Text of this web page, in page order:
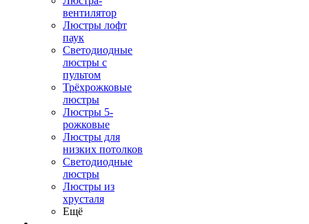
вентилятор
Люстры лофт
паук
Светодиодные
люстры с
пультом
Трёхрожковые
люстры
Люстры 5-
рожковые
Люстры для
низких потолков
Cветодиодные
люстры
Люстры из
хрусталя
Ещё